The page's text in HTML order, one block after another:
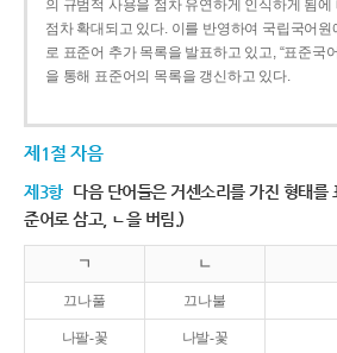
의 규범적 사용을 점차 유연하게 인식하게 됨에
점차 확대되고 있다. 이를 반영하여 국립국어
로 표준어 추가 목록을 발표하고 있고, “표준국
을 통해 표준어의 목록을 갱신하고 있다.
제1절 자음
제3항 다음 단어들은 거센소리를 가진 형태를
준어로 삼고, ㄴ을 버림.)
ㄱ ㄴ
끄나풀 끄나불
나팔-꽃 나발-꽃